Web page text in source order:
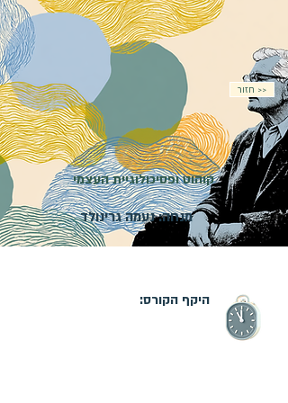
חזור >>
קוהוט ופסיכולוגיית העצמי
מנחה: נעמה גרינולד
היקף הקורס: